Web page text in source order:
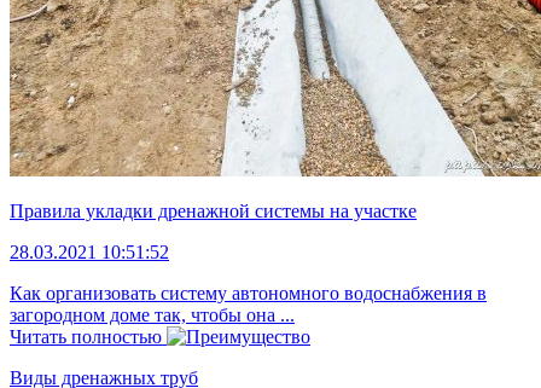
Правила укладки дренажной системы на участке
28.03.2021 10:51:52
Как организовать систему автономного водоснабжения в
загородном доме так, чтобы она ...
Читать полностью
Виды дренажных труб